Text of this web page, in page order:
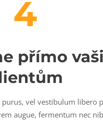
4
přímo
vel vestibulum libero
augue, fermentum nec